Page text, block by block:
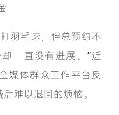
羽毛球，但总预约不
一直没有进展。”近
媒体群众工作平台反
难以退回的烦恼。